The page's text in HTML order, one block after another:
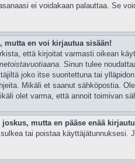
ei voidakaan palauttaa. Se
mutta en voi kirjautua sisään!
että kirjoitat varmasti oikean
. Sinun tulee
joko itse suoritettuna tai
Mikäli et saanut sähköpostia.
olet varma, että annoit toimivan
mutta en pääse enää
tai poistaa käyttäjätunnuksesi.